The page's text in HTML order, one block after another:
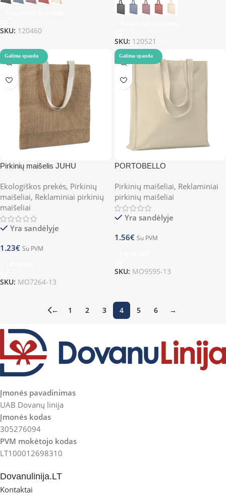
SKU: 120460
SKU: 120521
Galima spauda
Pirkinių maišelis JUHU
Ekologiškos prekės, Pirkinių
maišeliai, Reklaminiai pirkinių
maišeliai
Yra sandėlyje
1.23€ Su PVM
SKU: MO7264-13
Galima spauda
PORTOBELLO
Pirkinių maišeliai, Reklaminiai
pirkinių maišeliai
Yra sandėlyje
1.56€ Su PVM
SKU: MO9595-13
← 1 2 3 4 5 6 →
Įmonės pavadinimas
UAB Dovanų linija
Įmonės kodas
305276094
PVM mokėtojo kodas
LT100012698310
Dovanulinija.LT
Kontaktai